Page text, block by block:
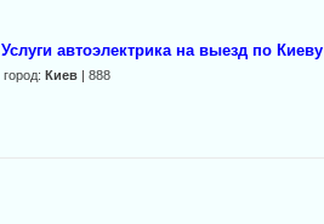
Услуги автоэлектрика на выезд по Киеву
город: Киев | 888